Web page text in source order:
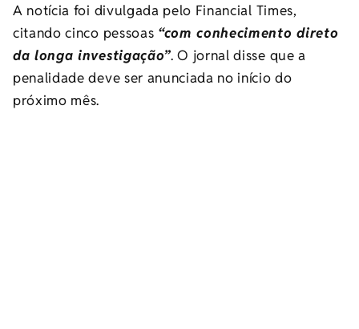
A notícia foi divulgada pelo Financial Times,
citando cinco pessoas “com conhecimento direto
da longa investigação”. O jornal disse que a
penalidade deve ser anunciada no início do
próximo mês.